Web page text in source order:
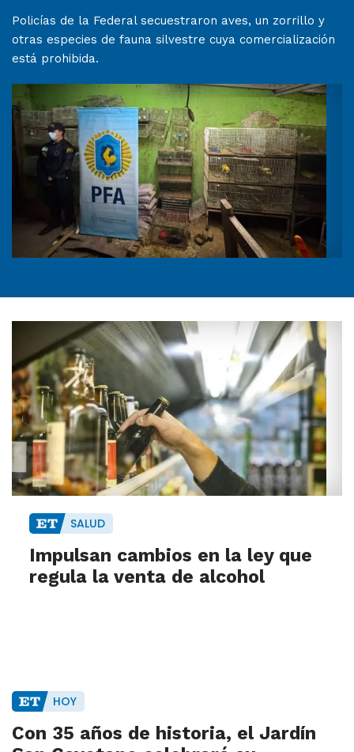
Policías de la Federal secuestraron aves, un zorrillo y
otras especies de fauna silvestre cuya comercialización
está prohibida.
SALUD
Impulsan cambios en la ley que
regula la venta de alcohol
HOY
Con 35 años de historia, el Jardín